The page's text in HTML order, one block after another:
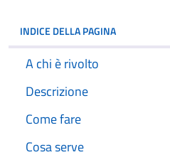
INDICE DELLA PAGINA
A chi è rivolto
Descrizione
Come fare
Cosa serve